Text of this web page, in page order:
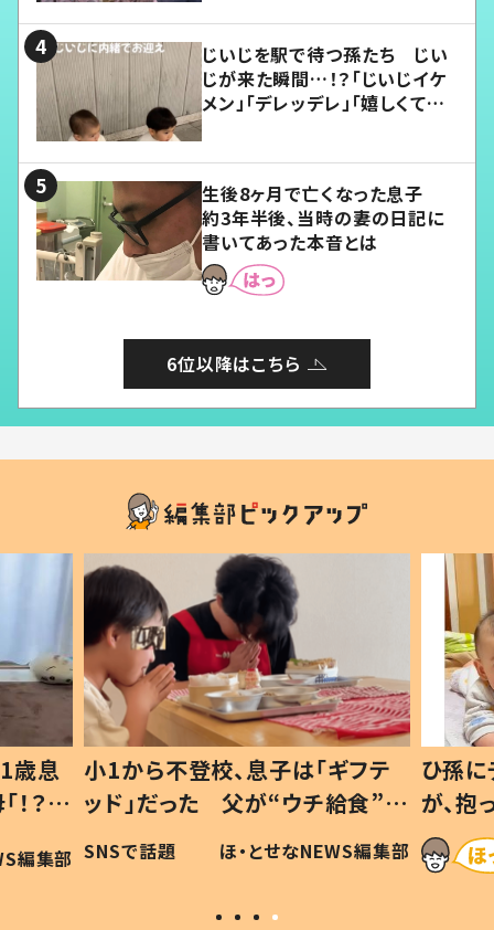
じいじを駅で待つ孫たち じい
じが来た瞬間…！？「じいじイケ
メン」「デレッデレ」「嬉しくて可
生後8ヶ月で亡くなった息子
約3年半後、当時の妻の日記に
書いてあった本音とは
6位以降はこちら
フテ
食”を
編集部
ひ孫にデレデレな80歳じいじ
が、抱っこすると…ひ孫の反応に
「涙が出ました」「可愛くて仕方な
い」
ほ・とせなNEWS編集部